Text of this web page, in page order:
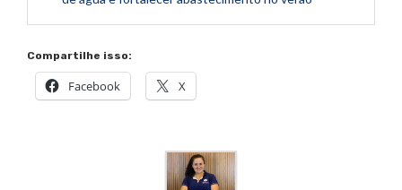
Compartilhe isso:
Facebook X